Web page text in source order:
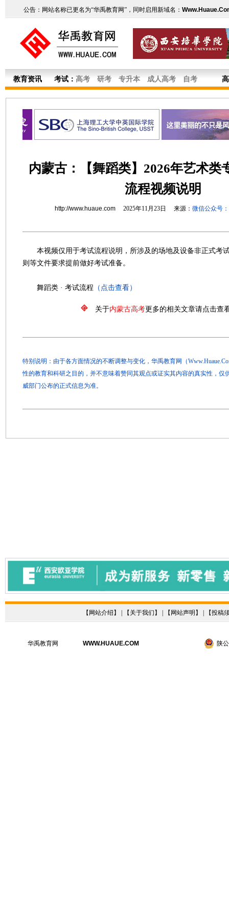
公告：网站名称已更名为“华禹教育网”，同时启用新域名：
教育资讯 考试： 高考 研考 专升本 成人高考 自考
内蒙古：【舞蹈类】2026年艺术类
流程视频说明
http://www.huaue.com2025年11月23日 来源： 微信公众号
本视频仅用于考试流程说明，所涉及的场地及设备非正式考
则等文件要求提前做好考试准备。
舞蹈类 · 考试流程 （点击查看）
关于内蒙古高考更多的相关文章请点击查
特别说明：由于各方面情况的不断调整与变化，华禹教育网（
性的教育和科研之目的，并不意味着赞同其观点或证实其内容的真实性，仅
威部门公布的正式信息为准。
【 网站介绍 】 | 【 关于我们 】 | 【 网站声明 】 | 【投稿
华禹教育网 WWW.HUAUE.COM 陕